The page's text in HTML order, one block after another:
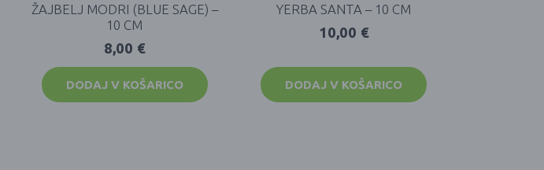
ŽAJBELJ MODRI (BLUE SAGE) –
10 CM
8,00 €
DODAJ V KOŠARICO
YERBA SANTA – 10 CM
10,00 €
DODAJ V KOŠARICO